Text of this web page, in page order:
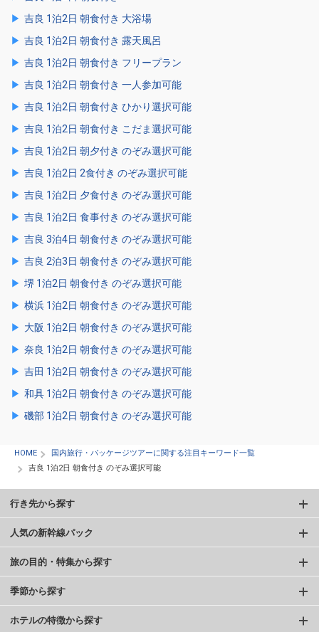
吉良 1泊2日 朝食付き 大浴場
吉良 1泊2日 朝食付き 露天風呂
吉良 1泊2日 朝食付き フリープラン
吉良 1泊2日 朝食付き 一人参加可能
吉良 1泊2日 朝食付き ひかり選択可能
吉良 1泊2日 朝食付き こだま選択可能
吉良 1泊2日 朝夕付き のぞみ選択可能
吉良 1泊2日 2食付き のぞみ選択可能
吉良 1泊2日 夕食付き のぞみ選択可能
吉良 1泊2日 食事付き のぞみ選択可能
吉良 3泊4日 朝食付き のぞみ選択可能
吉良 2泊3日 朝食付き のぞみ選択可能
堺 1泊2日 朝食付き のぞみ選択可能
横浜 1泊2日 朝食付き のぞみ選択可能
大阪 1泊2日 朝食付き のぞみ選択可能
奈良 1泊2日 朝食付き のぞみ選択可能
吉田 1泊2日 朝食付き のぞみ選択可能
和具 1泊2日 朝食付き のぞみ選択可能
磯部 1泊2日 朝食付き のぞみ選択可能
HOME
国内旅行・パッケージツアーに関する注目キーワード一覧
吉良 1泊2日 朝食付き のぞみ選択可能
行き先から探す
人気の新幹線パック
旅の目的・特集から探す
季節から探す
ホテルの特徴から探す